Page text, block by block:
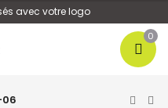
avec votre logo
0